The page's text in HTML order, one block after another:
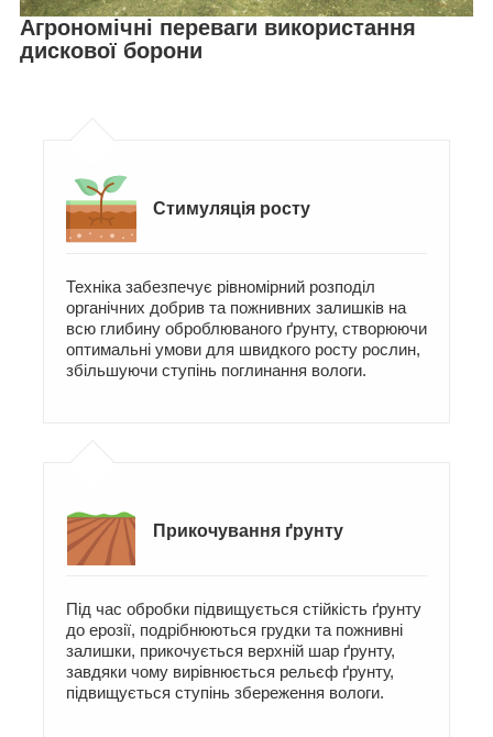
Агрономічні переваги використання
дискової борони
Стимуляція росту
Техніка забезпечує рівномірний розподіл
органічних добрив та пожнивних залишків на
всю глибину оброблюваного ґрунту, створюючи
оптимальні умови для швидкого росту рослин,
збільшуючи ступінь поглинання вологи.
Прикочування ґрунту
Під час обробки підвищується стійкість ґрунту
до ерозії, подрібнюються грудки та пожнивні
залишки, прикочується верхній шар ґрунту,
завдяки чому вирівнюється рельєф ґрунту,
підвищується ступінь збереження вологи.